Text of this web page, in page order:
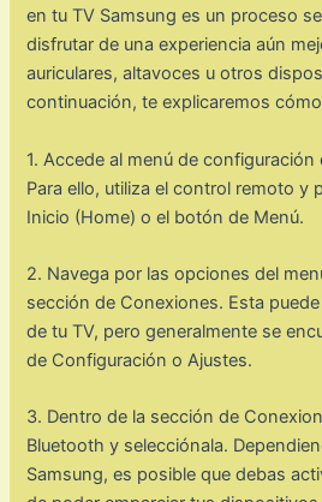
en tu TV Samsung es un proceso
disfrutar de una experiencia aún
auriculares, altavoces u otros
continuación, te explicaremos
1. Accede al menú de configuración
Para ello, utiliza el control remoto y
Inicio (Home) o el botón de Menú.
2. Navega por las opciones del
sección de Conexiones. Esta
de tu TV, pero generalmente se
de Configuración o Ajustes.
3. Dentro de la sección de
Bluetooth y selecciónala.
Samsung, es posible que debas